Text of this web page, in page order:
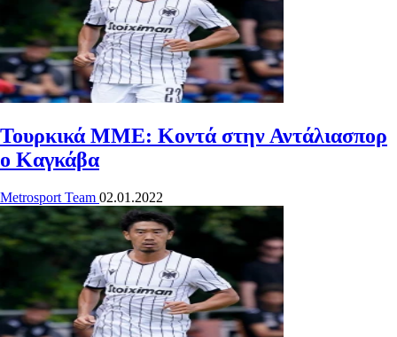
Τουρκικά ΜΜΕ: Κοντά στην Αντάλιασπορ
ο Καγκάβα
Metrosport Team 02.01.2022